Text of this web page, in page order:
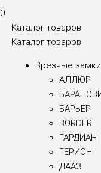
0
Каталог товаров
Каталог товаров
Врезные замки
АЛЛЮР
БАРЬЕР
BORDER
ГАРДИАН
ГЕРИОН
ДААЗ